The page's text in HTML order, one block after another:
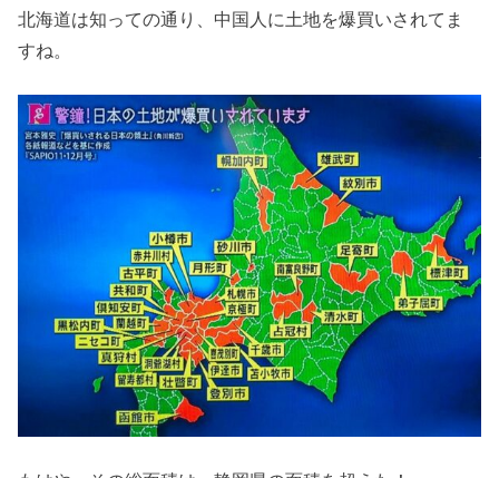
北海道は知っての通り、中国人に土地を爆買いされてま
すね。